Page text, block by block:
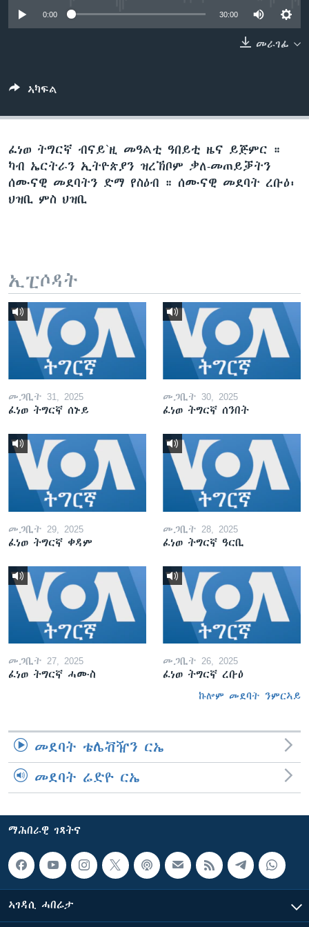
ቂሔ ጽልሚ
ቋንቋታት
0:00 30:00
መራገፊ
ኣካፍል
ፈነወ ትግርኛ ብናይ`ዚ መዓልቲ ዓበይቲ ዜና ይጅምር ።
ካብ ኤርትራን ኢትዮጵያን ዝረኽቦም ቃለ-መጠይቓትን
ሰሙናዊ መደባትን ድማ የስዕብ ። ሰሙናዊ መደባት ረቡዕ፡
ህዝቢ ምስ ህዝቢ
ኢፒሶዳት
መጋቢት 31, 2025
ፈነወ ትግርኛ ሰኑይ
መጋቢት 30, 2025
ፈነወ ትግርኛ ሰንበት
መጋቢት 29, 2025
ፈነወ ትግርኛ ቀዳም
መጋቢት 28, 2025
ፈነወ ትግርኛ ዓርቢ
መጋቢት 27, 2025
ፈነወ ትግርኛ ሓሙስ
መጋቢት 26, 2025
ፈነወ ትግርኛ ረቡዕ
ኩሎም መደባት ንምርኣይ
መደባት ቴሌቭዥን ርኤ
መደባት ሬድዮ ርኤ
ማሕበራዊ ገጻትና
ኣገዳሲ ሓበሬታ